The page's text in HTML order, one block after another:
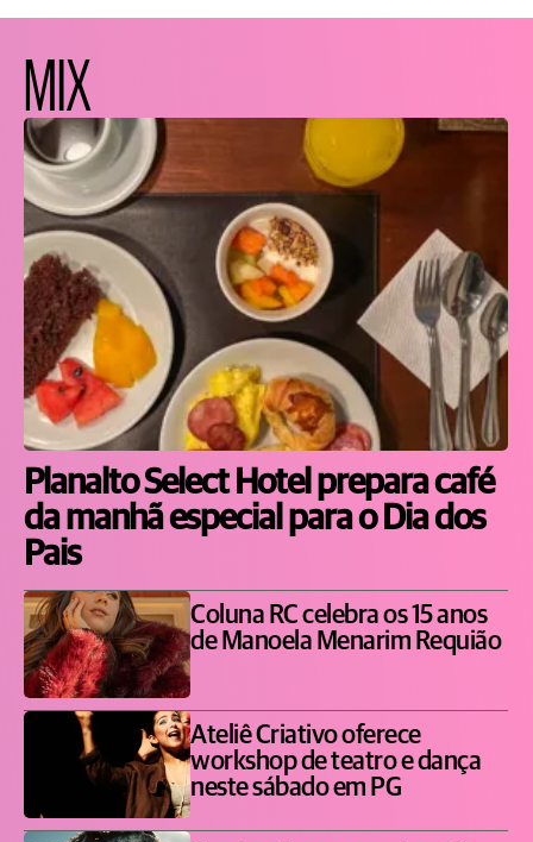
MIX
Planalto Select Hotel prepara café
da manhã especial para o Dia dos
Pais
Coluna RC celebra os 15 anos
de Manoela Menarim Requião
Ateliê Criativo oferece
workshop de teatro e dança
neste sábado em PG